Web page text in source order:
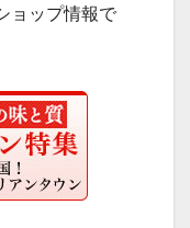
ョップ情報で